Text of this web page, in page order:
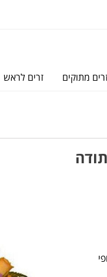
מתוקים זרים לראש